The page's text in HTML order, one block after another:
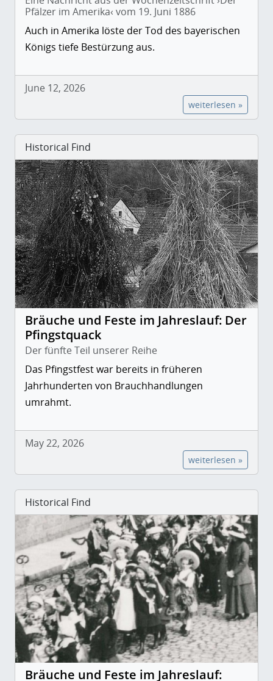
Pfälzer im Amerika‹ vom 19. Juni 1886
Auch in Amerika löste der Tod des bayerischen
Königs tiefe Bestürzung aus.
June 12, 2026
weiterlesen »
Historical Find
Bräuche und Feste im Jahreslauf: Der
Pfingstquack
Der fünfte Teil unserer Reihe
Das Pfingstfest war bereits in früheren
Jahrhunderten von Brauchhandlungen
umrahmt.
May 22, 2026
weiterlesen »
Historical Find
Bräuche und Feste im Jahreslauf: